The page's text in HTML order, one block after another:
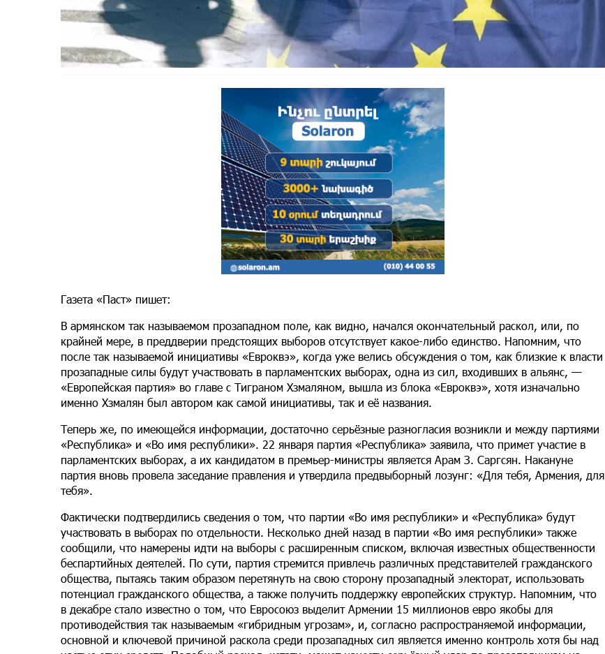
Газета «Паст» пишет:
В армянском так называемом прозападном поле, как видно, начался окончательный раскол, или, по
крайней мере, в преддверии предстоящих выборов отсутствует какое-либо единство. Напомним, что
после так называемой инициативы «Евроквэ», когда уже велись обсуждения о том, как близкие к власти
прозападные силы будут участвовать в парламентских выборах, одна из сил, входивших в альянс, —
«Европейская партия» во главе с Тиграном Хзмаляном, вышла из блока «Евроквэ», хотя изначально
именно Хзмалян был автором как самой инициативы, так и её названия.
Теперь же, по имеющейся информации, достаточно серьёзные разногласия возникли и между партиями
«Республика» и «Во имя республики». 22 января партия «Республика» заявила, что примет участие в
парламентских выборах, а их кандидатом в премьер-министры является Арам З. Саргсян. Накануне
партия вновь провела заседание правления и утвердила предвыборный лозунг: «Для тебя, Армения, для
тебя».
Фактически подтвердились сведения о том, что партии «Во имя республики» и «Республика» будут
участвовать в выборах по отдельности. Несколько дней назад в партии «Во имя республики» также
сообщили, что намерены идти на выборы с расширенным списком, включая известных общественности
беспартийных деятелей. По сути, партия стремится привлечь различных представителей гражданского
общества, пытаясь таким образом перетянуть на свою сторону прозападный электорат, использовать
потенциал гражданского общества, а также получить поддержку европейских структур. Напомним, что
в декабре стало известно о том, что Евросоюз выделит Армении 15 миллионов евро якобы для
противодействия так называемым «гибридным угрозам», и, согласно распространяемой информации,
основной и ключевой причиной раскола среди прозападных сил является именно контроль хотя бы над